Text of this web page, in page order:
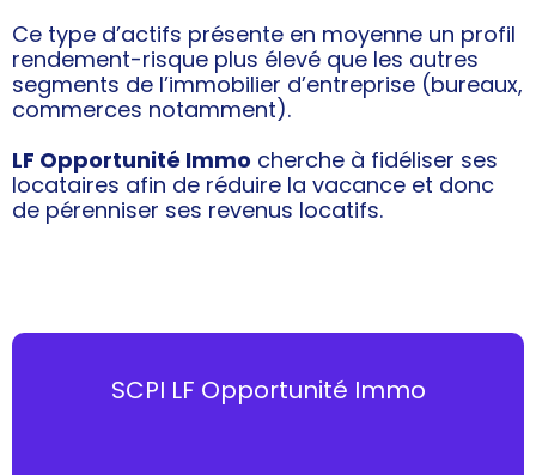
Ce type d’actifs présente en moyenne un profil
rendement-risque plus élevé que les autres
segments de l’immobilier d’entreprise (bureaux,
commerces notamment).
LF Opportunité Immo cherche à fidéliser ses
locataires afin de réduire la vacance et donc
de pérenniser ses revenus locatifs.
SCPI LF Opportunité Immo